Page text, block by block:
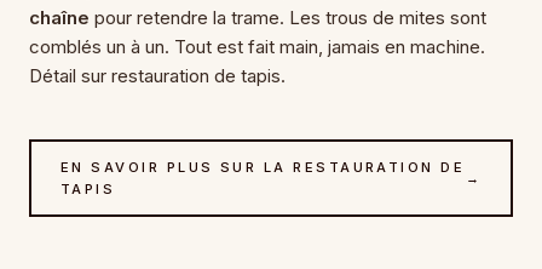
chaîne pour retendre la trame. Les trous de mites sont
comblés un à un. Tout est fait main, jamais en machine.
Détail sur restauration de tapis.
EN SAVOIR PLUS SUR LA RESTAURATION DE
TAPIS
→